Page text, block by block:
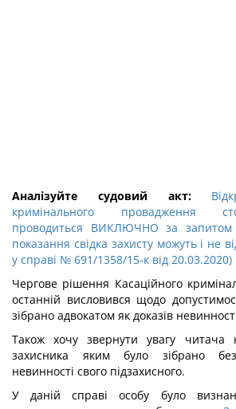
Аналізуйте судовий акт:
кримінального провадження
проводиться ВИКЛЮЧНО за запитом
показання свідка захисту можуть і не
у справі № 691/1358/15-к від 20.03.2020)
Чергове рішення Касаційного
останній висловився щодо
зібрано адвокатом як доказів
Також хочу звернути увагу читача
захисника яким було зібрано
невинності свого підзахисного.
У даній справі особу було